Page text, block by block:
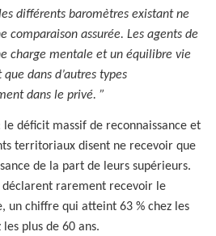
différents baromètres existant ne
comparaison assurée. Les agents de
charge mentale et un équilibre vie
dans d’autres types
dans le privé. ”
déficit massif de reconnaissance et
territoriaux disent ne recevoir que
de la part de leurs supérieurs.
déclarent rarement recevoir le
un chiffre qui atteint 63 % chez les
plus de 60 ans.